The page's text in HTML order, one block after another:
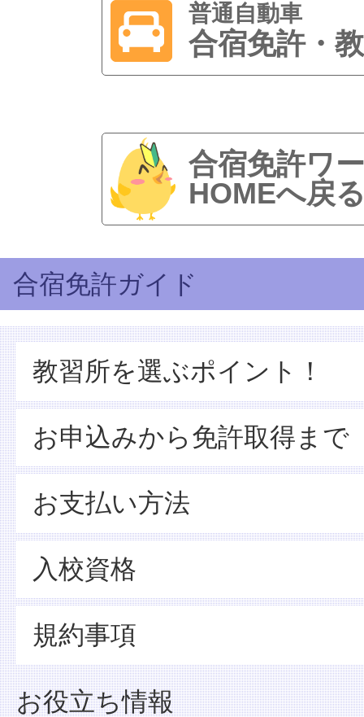
普通自動車
合宿免許・
合宿免許ワ
HOMEへ戻
合宿免許ガイド
教習所を選ぶポイント！
お申込みから免許取得まで
お支払い方法
入校資格
規約事項
お役立ち情報